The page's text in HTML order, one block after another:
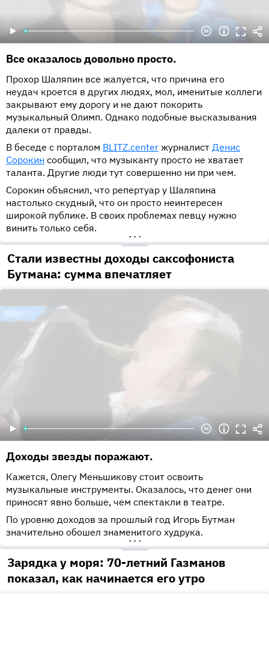
Все оказалось довольно просто.
Прохор Шаляпин все жалуется, что причина его
неудач кроется в других людях, мол, именитые коллеги
закрывают ему дорогу и не дают покорить
музыкальный Олимп. Однако подобные высказывания
далеки от правды.
В беседе с порталом BLITZ.center журналист Денис
Сорокин сообщил, что музыканту просто не хватает
таланта. Другие люди тут совершенно ни при чем.
Сорокин объяснил, что репертуар у Шаляпина
настолько скудный, что он просто неинтересен
широкой публике. В своих проблемах певцу нужно
винить только себя.
•••
Стали известны доходы саксофониста
Бутмана: сумма впечатляет
Доходы звезды поражают.
Кажется, Олегу Меньшикову стоит освоить
музыкальные инструменты. Оказалось, что денег они
приносят явно больше, чем спектакли в театре.
По уровню доходов за прошлый год Игорь Бутман
значительно обошел знаменитого худрука.
•••
Зарядка у моря: 70-летний Газманов
показал, как начинается его утро